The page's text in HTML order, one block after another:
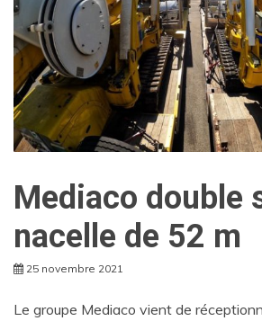
Mediaco double
nacelle de 52 m
25 novembre 2021
Le groupe Mediaco vient de